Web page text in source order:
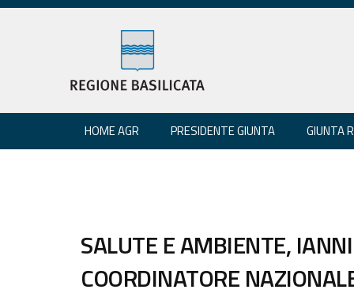
HOME AGR PRESIDENTE GIUNTA GIUNTA
SALUTE E AMBIENTE,
COORDINATORE